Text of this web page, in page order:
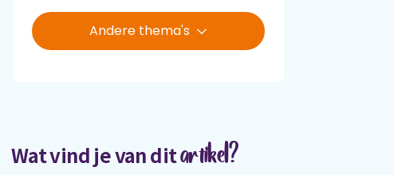
Andere thema's
Wat vind je van ditartikel?